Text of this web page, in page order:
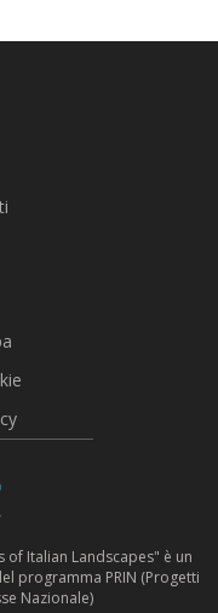
of Italian Landscapes" è un
programma PRIN (Progetti
Nazionale)